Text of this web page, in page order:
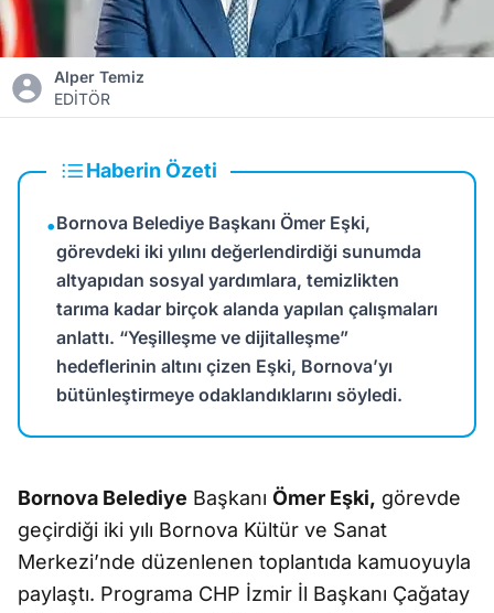
Alper Temiz
EDİTÖR
Haberin Özeti
•Bornova Belediye Başkanı Ömer Eşki,
görevdeki iki yılını değerlendirdiği sunumda
altyapıdan sosyal yardımlara, temizlikten
tarıma kadar birçok alanda yapılan çalışmaları
anlattı. “Yeşilleşme ve dijitalleşme”
hedeflerinin altını çizen Eşki, Bornova’yı
bütünleştirmeye odaklandıklarını söyledi.
Bornova Belediye Başkanı Ömer Eşki, görevde
geçirdiği iki yılı Bornova Kültür ve Sanat
Merkezi’nde düzenlenen toplantıda kamuoyuyla
paylaştı. Programa CHP İzmir İl Başkanı Çağatay